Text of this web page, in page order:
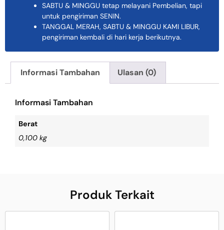
SABTU & MINGGU tetap melayani Pembelian, tapi
untuk pengiriman SENIN.
TANGGAL MERAH, SABTU & MINGGU KAMI LIBUR,
pengiriman kembali di hari kerja berikutnya.
Informasi Tambahan Ulasan (0)
Informasi Tambahan
Berat
0,100 kg
Produk Terkait